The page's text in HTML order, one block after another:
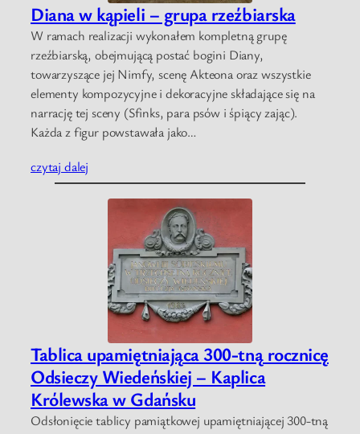
Diana w kąpieli – grupa rzeźbiarska
W ramach realizacji wykonałem kompletną grupę
rzeźbiarską, obejmującą postać bogini Diany,
towarzyszące jej Nimfy, scenę Akteona oraz wszystkie
elementy kompozycyjne i dekoracyjne składające się na
narrację tej sceny (Sfinks, para psów i śpiący zając).
Każda z figur powstawała jako…
czytaj dalej
Tablica upamiętniająca 300-tną rocznicę
Odsieczy Wiedeńskiej – Kaplica
Królewska w Gdańsku
Odsłonięcie tablicy pamiątkowej upamiętniającej 300-tną